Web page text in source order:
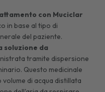
con Muciclar
in base al tipo di
del paziente.
da
tramite dispersione
Questo medicinale
di acqua distillata